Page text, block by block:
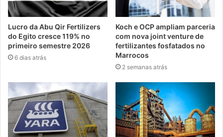
Lucro da Abu Qir Fertilizers
do Egito cresce 119% no
primeiro semestre 2026
6 dias atrás
Koch e OCP ampliam parceria
com nova joint venture de
fertilizantes fosfatados no
Marrocos
2 semanas atrás